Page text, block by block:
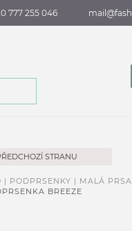
777 255 046
STRANU
| PODPRSENKY | MALÁ
BREEZE